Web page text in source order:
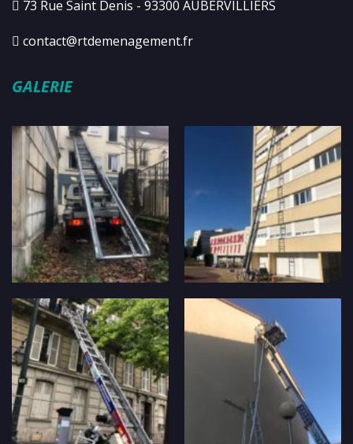
73 Rue Saint Denis - 93300 AUBERVILLIERS
contact@rtdemenagement.fr
GALERIE